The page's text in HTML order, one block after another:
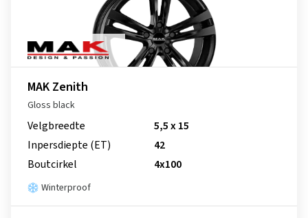
MAK Zenith
Gloss black
Velgbreedte
5,5 x 15
Inpersdiepte (ET)
42
Boutcirkel
4x100
Winterproof